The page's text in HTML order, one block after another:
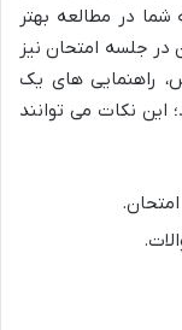
در مطالعه بهتر
جلسه امتحان نیز
راهنمایی های یک
این نکات می توانند